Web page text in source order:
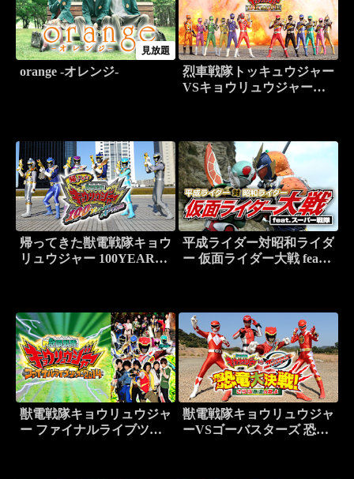
見放題
orange -オレンジ-
烈車戦隊トッキュウジャー
VSキョウリュウジャー
帰ってきた獣電戦隊キョウ
リュウジャー 100YEARS
平成ライダー対昭和ライダ
ー 仮面ライダー大戦 feat.
獣電戦隊キョウリュウジャ
ー ファイナルライブツア
獣電戦隊キョウリュウジャ
ーVSゴーバスターズ 恐竜